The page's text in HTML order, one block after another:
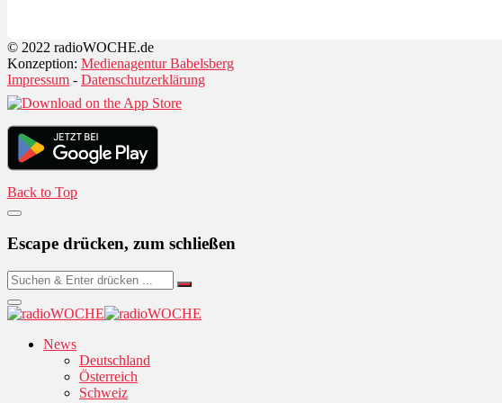
© 2022 radioWOCHE.de
Konzeption: Medienagentur Babelsberg
Impressum - Datenschutzerklärung
Back to Top
Escape drücken, zum schließen
News
Deutschland
Österreich
Schweiz